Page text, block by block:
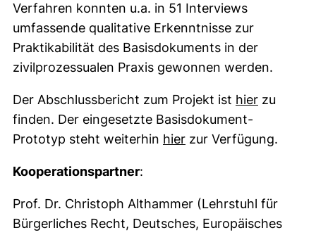
Verfahren konnten u.a. in 51 Interviews
umfassende qualitative Erkenntnisse zur
Praktikabilität des Basisdokuments in der
zivilprozessualen Praxis gewonnen werden.
Der Abschlussbericht zum Projekt ist hier(externer
zu
finden. Der eingesetzte Basisdokument-
Prototyp steht weiterhin hier(externer Link, öffnet
zur Verfügung.
Kooperationspartner:
Prof. Dr. Christoph Althammer (Lehrstuhl für
Bürgerliches Recht, Deutsches, Europäisches